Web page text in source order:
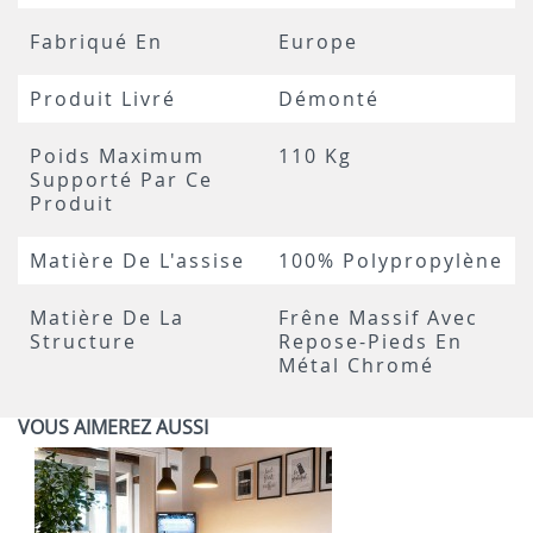
Fabriqué En Europe
Produit Livré Démonté
Poids Maximum
Supporté Par Ce
Produit
110 Kg
Matière De L'assise 100% Polypropylène
Matière De La
Structure
Frêne Massif Avec
Repose-Pieds En
Métal Chromé
VOUS AIMEREZ AUSSI